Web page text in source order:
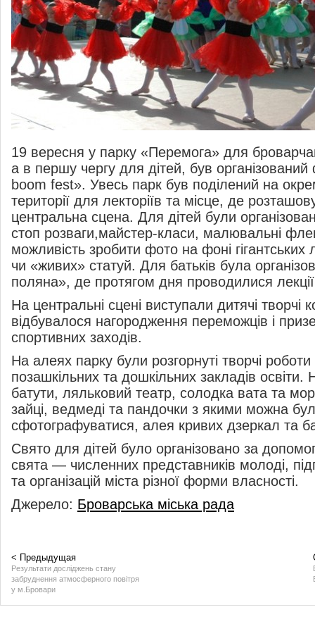
19 вересня у парку «Перемога» для
а в першу чергу для дітей, був
boom fest». Увесь парк був поділений на
території для лекторіїв та місце, де
центральна сцена. Для дітей були
стоп розваги,майстер-класи, малювальні
можливість зробити фото на фоні гігантських
чи «живих» статуй. Для батьків була
поляна», де протягом дня проводилися
На центральні сцені виступали дитячі творчі
відбувалося нагородження переможців і
спортивних заходів.
На алеях парку були розгорнуті творчі
позашкільних та дошкільних закладів освіти.
батути, ляльковий театр, солодка вата та
зайці, ведмеді та пандочки з якими можна
сфотографуватися, алея кривих дзеркал та
Свято для дітей було організовано за
свята — численних представників молоді,
та організацій міста різної форми власності.
Джерело: Броварська міська рада
< Предыдущая
Результати досліджень стану
забруднення атмосферного повітря
у м.Бровари